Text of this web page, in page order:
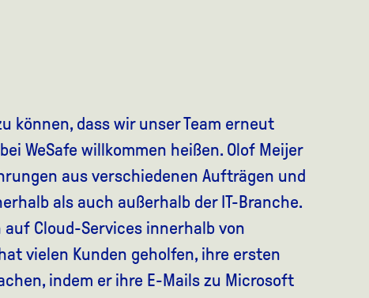
können, dass wir unser Team erneut
WeSafe willkommen heißen. Olof Meijer
aus verschiedenen Aufträgen und
als auch außerhalb der IT-Branche.
Cloud-Services innerhalb von
vielen Kunden geholfen, ihre ersten
indem er ihre E-Mails zu Microsoft